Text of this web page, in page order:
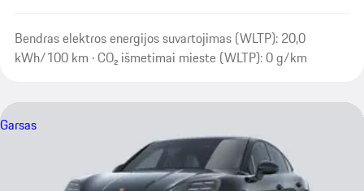
Bendras elektros energijos suvartojimas (WLTP): 20,0
kWh/100 km · CO₂ išmetimai mieste (WLTP): 0 g/km
Garsas